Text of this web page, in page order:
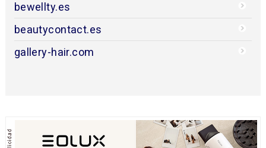
bewellty.es
beautycontact.es
gallery-hair.com